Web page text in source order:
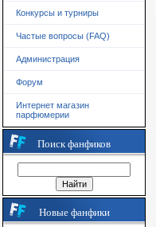
Конкурсы и турниры
Частые вопросы (FAQ)
Администрация
Форум
Интернет магазин
парфюмерии
Поиск фанфиков
Новые фанфики